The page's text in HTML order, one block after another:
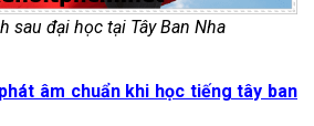
sau đại học tại Tây Ban Nha
âm chuẩn khi học tiếng tây ban